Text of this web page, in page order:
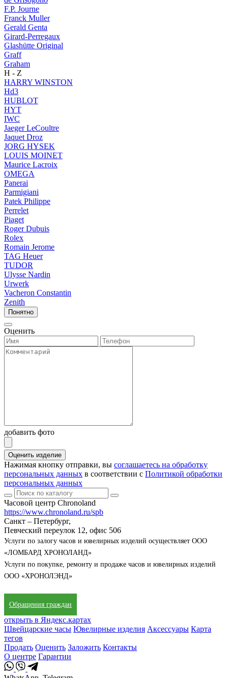
F.P. Journe
Franck Muller
Gerald Genta
Girard-Perregaux
Glashütte Original
Graff
Graham
H - Z
HARRY WINSTON
Hd3
HUBLOT
HYT
IWC
Jaeger LeCoultre
Jaquet Droz
JORG HYSEK
LOUIS MOINET
Maurice Lacroix
OMEGA
Panerai
Parmigiani
Patek Philippe
Perrelet
Piaget
Roger Dubuis
Rolex
Romain Jerome
TAG Heuer
TUDOR
Ulysse Nardin
Urwerk
Vacheron Constantin
Zenith
Понятно
Оценить
добавить фото
Оценить изделие
Нажимая кнопку отправки, вы соглашаетесь на обработку
персональных данных в соответствии с Политикой обработки
персональных данных
Часовой центр Chronoland
https://www.chronoland.ru/spb
Санкт – Петербург,
Певческий переулок 12, офис 506
Услуги по залогу часов и ювелирных изделий осуществляет ООО
«ЛОМБАРД ХРОНОЛАНД»
Услуги по покупке, ремонту и продаже часов и ювелирных изделий
ООО «ХРОНОЛЭНД»
Обращения граждан
открыть в Яндекс.картах
Швейцарские часы Ювелирные изделия Аксессуары Карта
тегов
Продать Оценить Заложить Контакты
О центре Гарантии